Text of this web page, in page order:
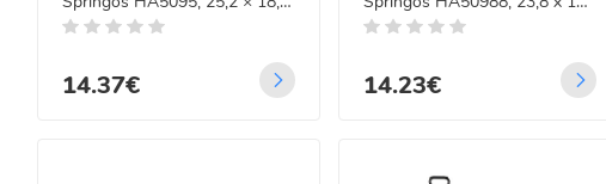
× 15,5 cm, 5 l
14.37€
x 14 cm, 5 l
14.23€